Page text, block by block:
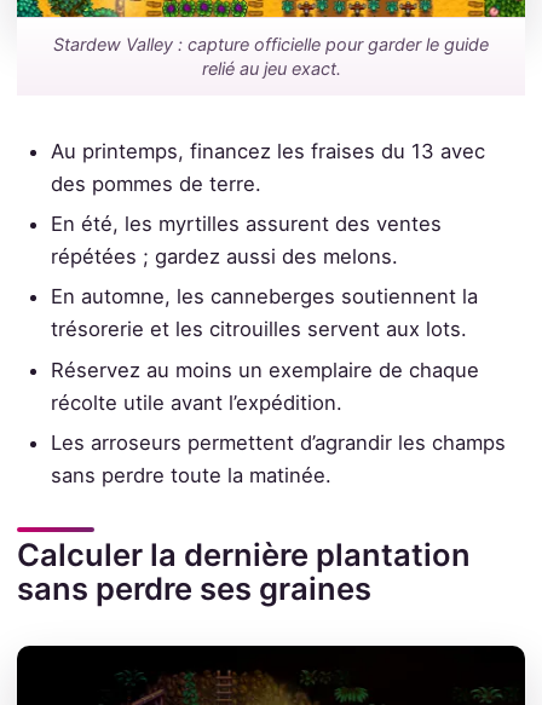
Stardew Valley : capture officielle pour garder le guide
relié au jeu exact.
Au printemps, financez les fraises du 13 avec
des pommes de terre.
En été, les myrtilles assurent des ventes
répétées ; gardez aussi des melons.
En automne, les canneberges soutiennent la
trésorerie et les citrouilles servent aux lots.
Réservez au moins un exemplaire de chaque
récolte utile avant l’expédition.
Les arroseurs permettent d’agrandir les champs
sans perdre toute la matinée.
Calculer la dernière plantation
sans perdre ses graines